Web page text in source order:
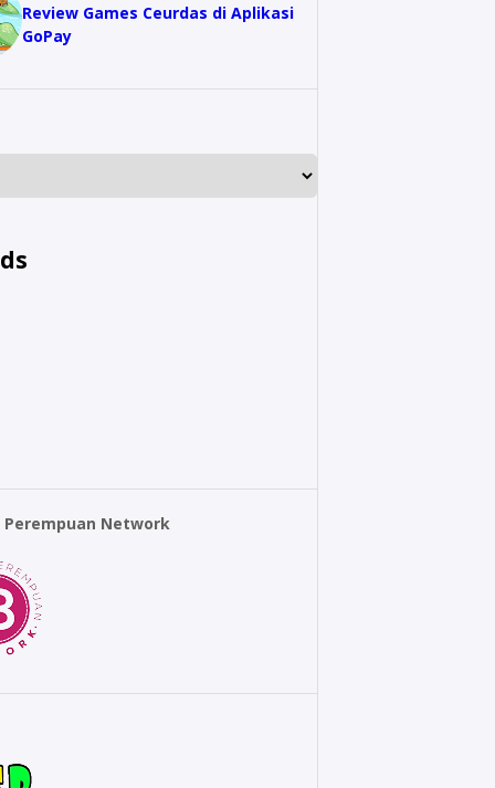
Review Games Ceurdas di Aplikasi
GoPay
Perempuan Network